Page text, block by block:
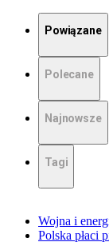
Powiązane
Polecane
Najnowsze
Tagi
Wojna i
Polska płaci